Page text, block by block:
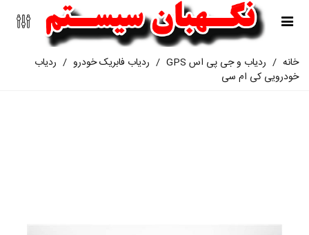
خانه / ردیاب و جی پی اس GPS / ردیاب فابریک خودرو / ردیاب
خودرویی کی ام سی